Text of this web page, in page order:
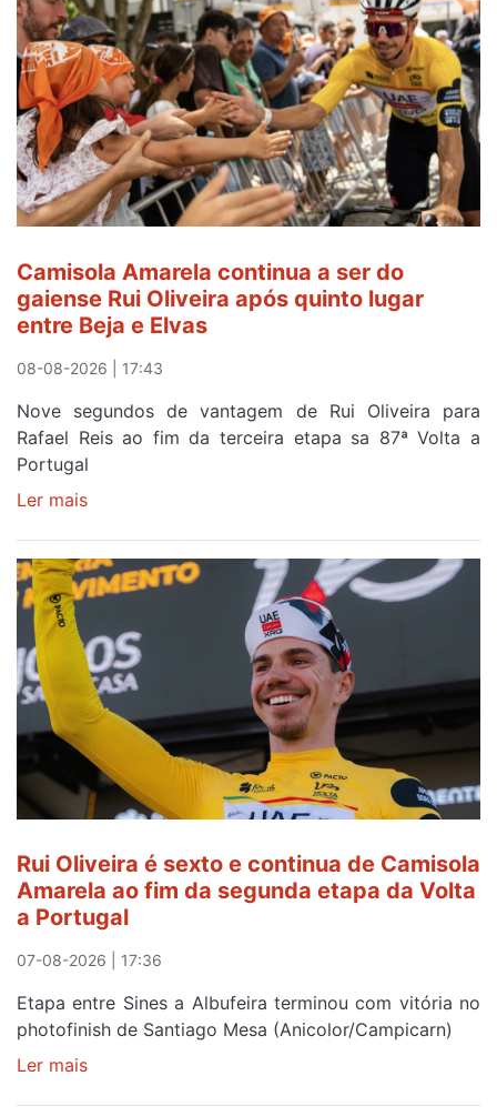
Camisola Amarela continua a ser do
gaiense Rui Oliveira após quinto lugar
entre Beja e Elvas
08-08-2026 | 17:43
Nove segundos de vantagem de Rui Oliveira para
Rafael Reis ao fim da terceira etapa sa 87ª Volta a
Portugal
Ler mais
continua
a
ser
do
gaiense
Rui
Oliveira
após
quinto
lugar
Beja
e
Elvas
Rui Oliveira é sexto e continua de Camisola
Amarela ao fim da segunda etapa da Volta
a Portugal
07-08-2026 | 17:36
Etapa entre Sines a Albufeira terminou com vitória no
photofinish de Santiago Mesa (Anicolor/Campicarn)
Ler mais